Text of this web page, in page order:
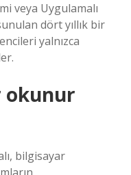
veya Uygulamalı
dört yıllık bir
yalnızca
okunur
bilgisayar